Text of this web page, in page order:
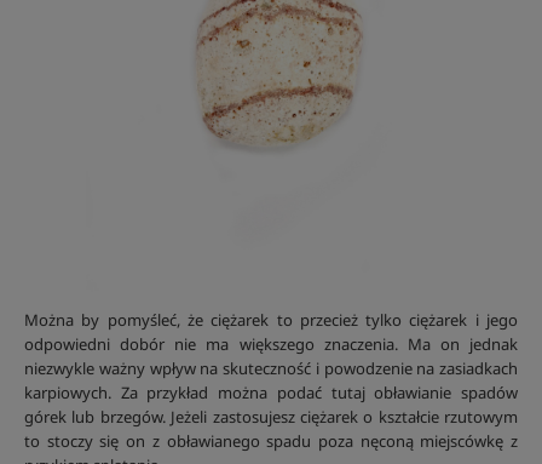
Można by pomyśleć, że ciężarek to przecież tylko ciężarek i jego
odpowiedni dobór nie ma większego znaczenia. Ma on jednak
niezwykle ważny wpływ na skuteczność i powodzenie na zasiadkach
karpiowych. Za przykład można podać tutaj obławianie spadów
górek lub brzegów. Jeżeli zastosujesz ciężarek o kształcie rzutowym
to stoczy się on z obławianego spadu poza nęconą miejscówkę z